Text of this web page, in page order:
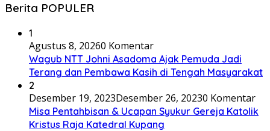
Berita POPULER
1
Agustus 8, 20260 Komentar
Wagub NTT Johni Asadoma Ajak Pemuda Jadi
Terang dan Pembawa Kasih di Tengah Masyarakat
2
Desember 19, 2023Desember 26, 20230 Komentar
Misa Pentahbisan & Ucapan Syukur Gereja Katolik
Kristus Raja Katedral Kupang